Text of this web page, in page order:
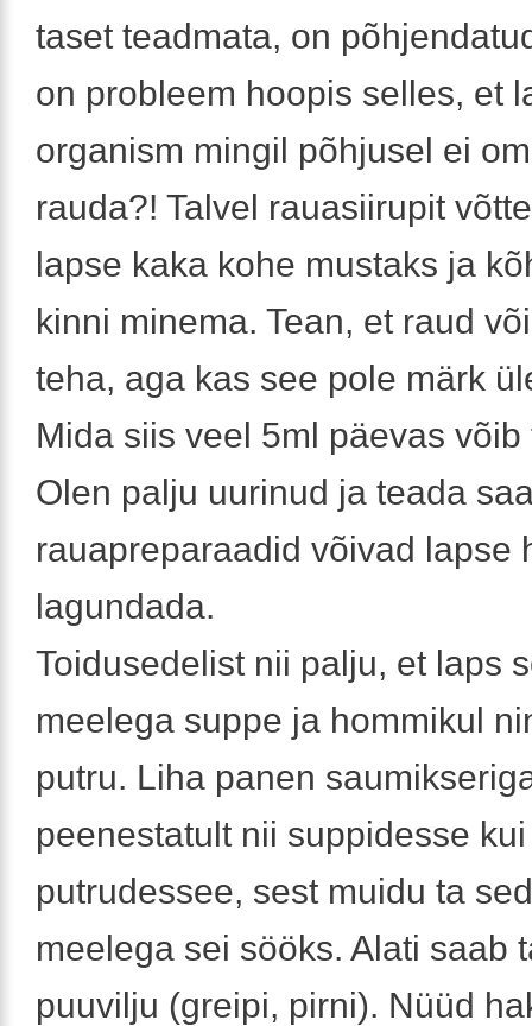
taset teadmata, on
on probleem hoopis selles, et
organism mingil põhjusel ei
rauda?! Talvel rauasiirupit
lapse kaka kohe mustaks ja
kinni minema. Tean, et raud
teha, aga kas see pole märk
Mida siis veel 5ml päevas võib
Olen palju uurinud ja teada
rauapreparaadid võivad lapse
lagundada.
Toidusedelist nii palju, et laps
meelega suppe ja hommikul
putru. Liha panen
peenestatult nii suppidesse
putrudessee, sest muidu ta
meelega sei sööks. Alati saab
puuvilju (greipi, pirni). Nüüd